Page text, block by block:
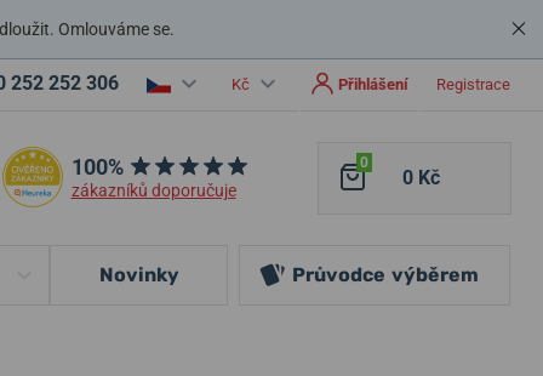
Omlouváme se.
252 252 306 Kč Přihlášení Registrace
100%
zákazníků doporučuje
0
0 Kč
Novinky Průvodce výběrem